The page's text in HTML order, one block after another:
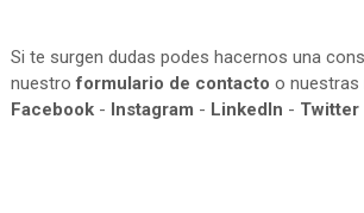
Si te surgen dudas podes hacernos una
nuestroformulario de contacto o nuestras
Facebook- Instagram - LinkedIn - Twitter